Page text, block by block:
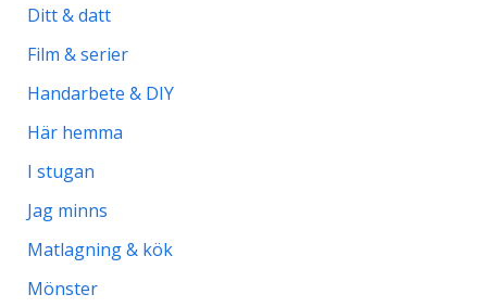
Ditt & datt
Film & serier
Handarbete & DIY
Här hemma
I stugan
Jag minns
Matlagning & kök
Mönster